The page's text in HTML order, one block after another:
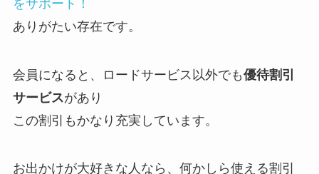
をサポート！
ありがたい存在です。
会員になると、ロードサービス以外でも優待割引
サービスがあり
この割引もかなり充実しています。
お出かけが大好きな人なら、何かしら使える割引